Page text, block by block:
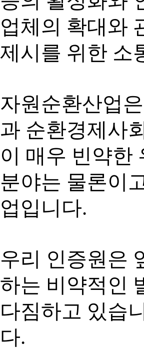
업체의 확대와
제시를 위한 소
자원순환산업
과 순환경제사
이 매우 빈약한
분야는 물론이
업입니다.
우리 인증원은
하는 비약적인
다짐하고 있습
다.